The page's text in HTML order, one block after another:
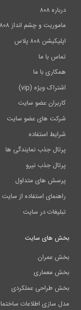
درباره ۸۰۸
ماموریت و چشم انداز ۸۰۸
اپلیکیشن ۸۰۸ پلاس
تماس با ما
همکاری با ما
اشتراک ویژه (vip)
کاربران عضو سایت
شرکت های عضو سایت
شرایط استفاده
پرتال جذب نمایندگی ها
پرتال جذب نیرو
پرسش های متداول
راهنمای استفاده از سایت
تبلیغات در سایت
بخش های سایت
بخش عمران
بخش معماری
بخش طراحی عملکردی
مدل سازی اطلاعات ساختمان BIM